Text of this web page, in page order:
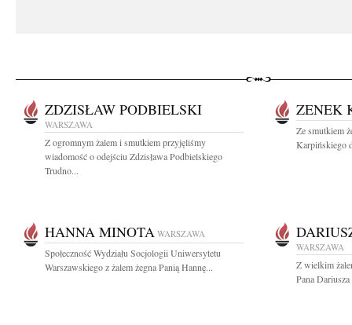
ZDZISŁAW PODBIELSKI
WARSZAWA
Z ogromnym żalem i smutkiem przyjęliśmy
wiadomość o odejściu Zdzisława Podbielskiego
Trudno...
ZENEK
Ze smutkiem
Karpińskiego
HANNA MINOTA WARSZAWA
Społeczność Wydziału Socjologii Uniwersytetu
Warszawskiego z żalem żegna Panią Hannę...
WARSZAWA
Z wielkim
Pana